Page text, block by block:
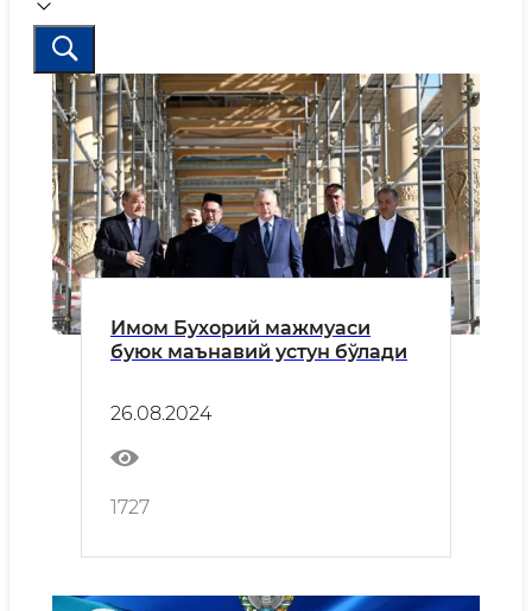
Имом Бухорий мажмуаси
буюк маънавий устун бўлади
26.08.2024
1727